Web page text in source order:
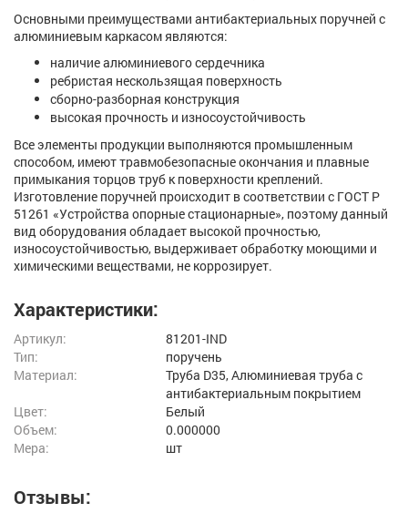
Основными преимуществами антибактериальных поручней с
алюминиевым каркасом являются:
наличие алюминиевого сердечника
ребристая нескользящая поверхность
сборно-разборная конструкция
высокая прочность и износоустойчивость
Все элементы продукции выполняются промышленным
способом, имеют травмобезопасные окончания и плавные
примыкания торцов труб к поверхности креплений.
Изготовление поручней происходит в соответствии с ГОСТ Р
51261 «Устройства опорные стационарные», поэтому данный
вид оборудования обладает высокой прочностью,
износоустойчивостью, выдерживает обработку моющими и
химическими веществами, не коррозирует.
Характеристики:
Артикул:
81201-IND
Тип:
поручень
Материал:
Труба D35, Алюминиевая труба с
антибактериальным покрытием
Цвет:
Белый
Объем:
0.000000
Мера:
шт
Отзывы: